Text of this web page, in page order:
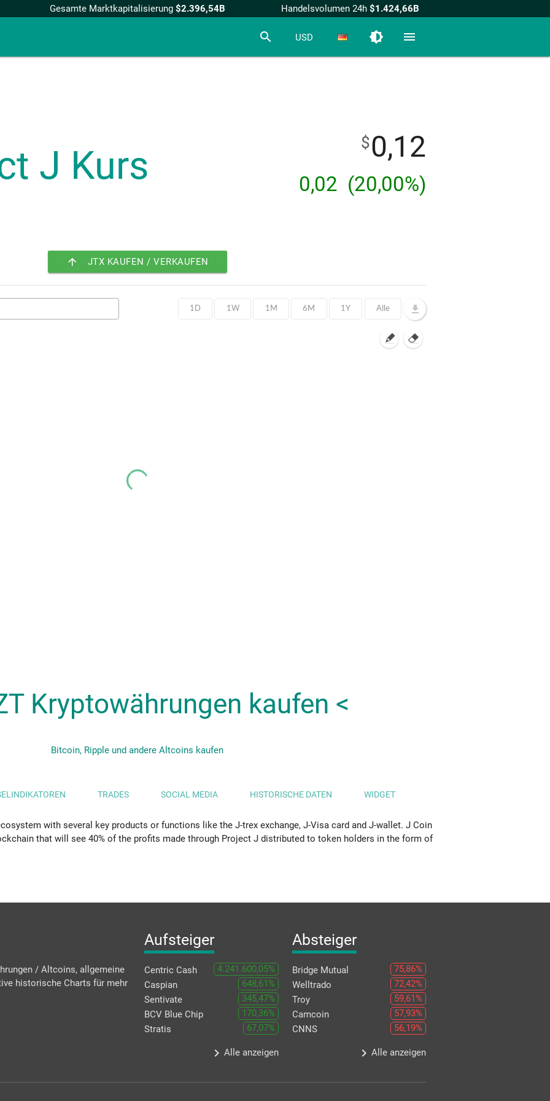
Gesamte Marktkapitalisierung $2.396,54B Handelsvolumen 24h$1.424,66B
search USD brightness_medium menu
J Kurs
$0,12
0,02 (20,00%)
arrow_upward JTX KAUFEN / VERKAUFEN
Kryptowährungen kaufen <
Bitcoin, Ripple und andere Altcoins kaufen
TRADES SOCIAL MEDIA HISTORISCHE DATEN WIDGET
with several key products or functions like the J-trex exchange, J-Visa card and J-wallet. J Coin
that will see 40% of the profits made through Project J distributed to token holders in the form of
/ Altcoins, allgemeine
historische Charts für mehr
Aufsteiger
Centric Cash
4.241.600,05%
Caspian
648,61%
Sentivate
345,47%
BCV Blue Chip
170,36%
Stratis
67,07%
keyboard_arrow_right Alle anzeigen
Absteiger
Bridge Mutual
75,86%
Welltrado
72,42%
Troy
59,61%
Camcoin
57,93%
CNNS
56,19%
keyboard_arrow_rightAlle anzeigen